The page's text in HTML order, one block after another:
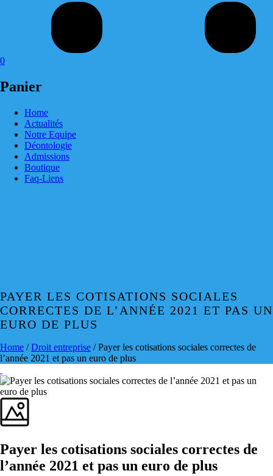
0
Panier
Home
Actualités
Notre Equipe
Déontologie
Admissions
Boutique
Faq-Liens
PAYER LES COTISATIONS SOCIALES
CORRECTES DE L’ANNÉE 2021 ET PAS UN
EURO DE PLUS
Home /Droit entreprise / Payer les cotisations sociales correctes de
l’année 2021 et pas un euro de plus
Payer les cotisations sociales correctes de
l’année 2021 et pas un euro de plus